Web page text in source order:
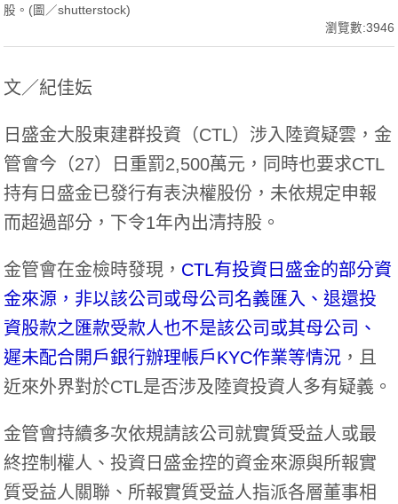
股。(圖／shutterstock)
瀏覽數:3946
文／紀佳妘
日盛金大股東建群投資（CTL）涉入陸資疑雲，金
管會今（27）日重罰2,500萬元，同時也要求CTL
持有日盛金已發行有表決權股份，未依規定申報
而超過部分，下令1年內出清持股。
金管會在金檢時發現， CTL有投資日盛金的部分資
金來源，非以該公司或母公司名義匯入、退還投
資股款之匯款受款人也不是該公司或其母公司、
遲未配合開戶銀行辦理帳戶KYC作業等情況 ，且
近來外界對於CTL是否涉及陸資投資人多有疑義。
金管會持續多次依規請該公司就實質受益人或最
終控制權人、投資日盛金控的資金來源與所報實
質受益人關聯、所報實質受益人指派各層董事相